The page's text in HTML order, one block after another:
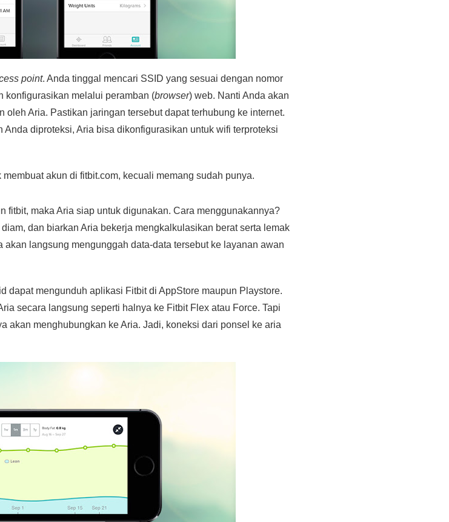
point. Anda tinggal mencari SSID yang sesuai dengan nomor
konfigurasikan melalui peramban (browser) web. Nanti Anda akan
Aria. Pastikan jaringan tersebut dapat terhubung ke internet.
diproteksi, Aria bisa dikonfigurasikan untuk wifi terproteksi
akun di fitbit.com, kecuali memang sudah punya.
fitbit, maka Aria siap untuk digunakan. Cara menggunakannya?
dan biarkan Aria bekerja mengkalkulasikan berat serta lemak
langsung mengunggah data-data tersebut ke layanan awan
dapat mengunduh aplikasi Fitbit di AppStore maupun Playstore.
secara langsung seperti halnya ke Fitbit Flex atau Force. Tapi
akan menghubungkan ke Aria. Jadi, koneksi dari ponsel ke aria